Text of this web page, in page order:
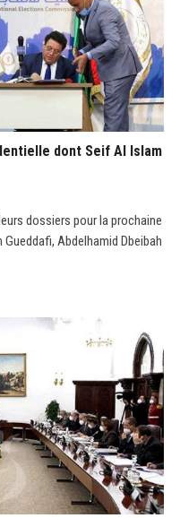
dont Seif Al Islam
dossiers pour la prochaine
Abdelhamid Dbeibah